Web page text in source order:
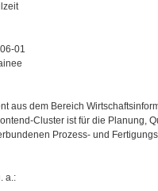
01
aus dem Bereich
Cluster ist für die Planung,
Prozess- und
a.: